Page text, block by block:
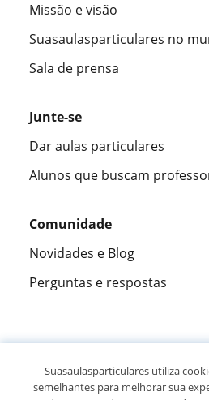
Missão e visão
Suasaulasparticulares no
Sala de prensa
Junte-se
Dar aulas particulares
Alunos que buscam
Comunidade
Novidades e Blog
Perguntas e respostas
305883opiniões
Suasaulasparticulares utiliza
semelhantes para melhorar sua